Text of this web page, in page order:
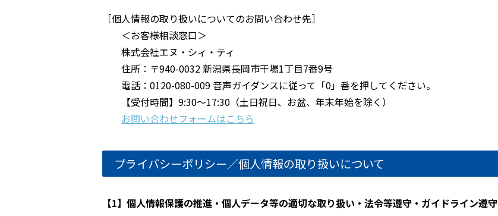
［個人情報の取り扱いについてのお問い合わせ先］
＜お客様相談窓口＞
株式会社エヌ・シィ・ティ
住所：〒940-0032 新潟県⾧岡市干場1丁目7番9号
電話：0120-080-009 音声ガイダンスに従って「0」番を押してください。
【受付時間】9:30～17:30（土日祝日、お盆、年末年始を除く）
お問い合わせフォームはこちら
プライバシーポリシー／個人情報の取り扱いについて
【1】個人情報保護の推進・個人データ等の適切な取り扱い・法令等遵守・ガイドライン遵守